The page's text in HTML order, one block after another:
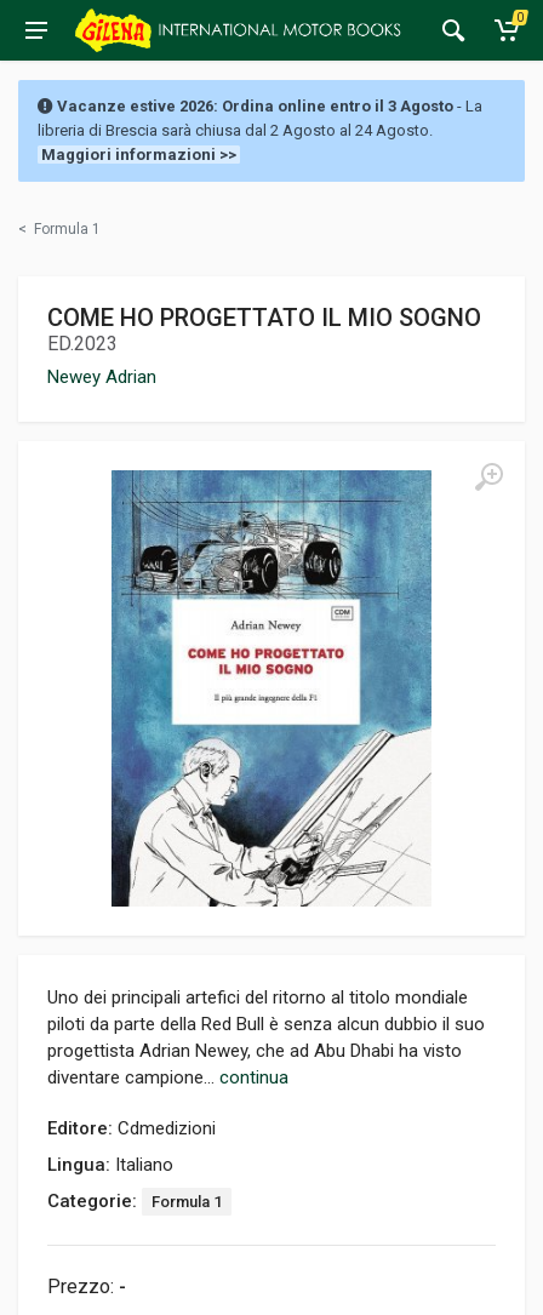
0
Vacanze estive 2026: Ordina online entro il 3 Agosto - La
libreria di Brescia sarà chiusa dal 2 Agosto al 24 Agosto.
Maggiori informazioni >>
< Formula 1
COME HO PROGETTATO IL MIO SOGNO
ED.2023
Newey Adrian
Uno dei principali artefici del ritorno al titolo mondiale
piloti da parte della Red Bull è senza alcun dubbio il suo
progettista Adrian Newey, che ad Abu Dhabi ha visto
diventare campione... continua
Editore: Cdmedizioni
Lingua: Italiano
Categorie:
Formula 1
Prezzo: -